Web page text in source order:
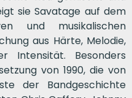
sie Savatage auf dem
und musikalischen
aus Härte, Melodie,
Intensität. Besonders
von 1990, die von
der Bandgeschichte